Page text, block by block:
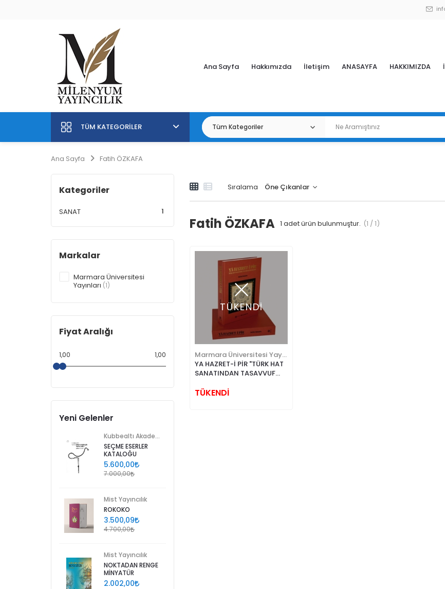
Ana Sayfa Hakkımızda İletişim ANASAYFA HAKKIMIZDA
TÜM KATEGORILER
Ana Sayfa Fatih ÖZKAFA
Sıralama
Fatih ÖZKAFA 1 adet ürün bulunmuştur. (1 / 1)
TÜKENDİ
YA HAZRET-İ PİR "TÜRK HAT
SANATINDAN TASAVVUF
TÜKENDİ
Kategoriler
SANAT 1
Markalar
Marmara Üniversitesi
Yayınları (1)
Fiyat Aralığı
1,00 1,00
Yeni Gelenler
SEÇME ESERLER
KATALOĞU
5.600,00
7.000,00
Mist Yayıncılık
ROKOKO
3.500,09
4.700,00
Mist Yayıncılık
NOKTADAN RENGE
MİNYATÜR
2.002,00